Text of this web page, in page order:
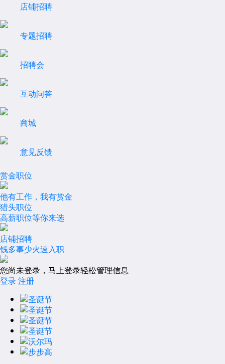
店铺招聘
专题招聘
招聘会
互动问答
商城
意见反馈
赏金职位
他有工作，我有赏金
猎头职位
高薪职位等你来选
店铺招聘
钱多事少火速入职
您尚未登录，马上登录轻松管理信息
登录注册